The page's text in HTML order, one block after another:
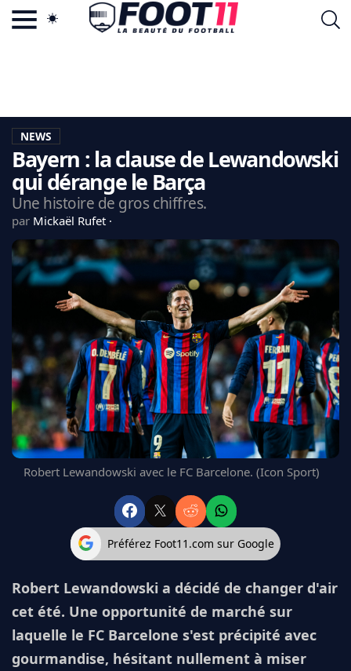
LA CHARTE
VIE PRIVÉE
CGU
CONTACTEZ-NOUS
MERCATO
CDM 2026
LIGUE 1
REAL MADRID
FC BARCELONE
MANCHESTER UNITED
CHELSEA
ARSENAL
BAYERN
L'AVIS DE LA RÉDAC'
NEWS
Bayern : la clause de Lewandowski
qui dérange le Barça
Une histoire de gros chiffres.
par Mickaël Rufet
Robert Lewandowski avec le FC Barcelone. (Icon Sport)
Préférez Foot11.com sur Google
Robert Lewandowski a décidé de changer d'air
cet été. Une opportunité de marché sur
laquelle le FC Barcelone s'est précipité avec
gourmandise, hésitant nullement à miser